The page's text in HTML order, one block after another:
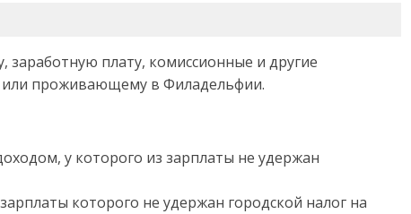
плату, комиссионные и другие
проживающему в Филадельфии.
у которого из зарплаты не удержан
которого не удержан городской налог на